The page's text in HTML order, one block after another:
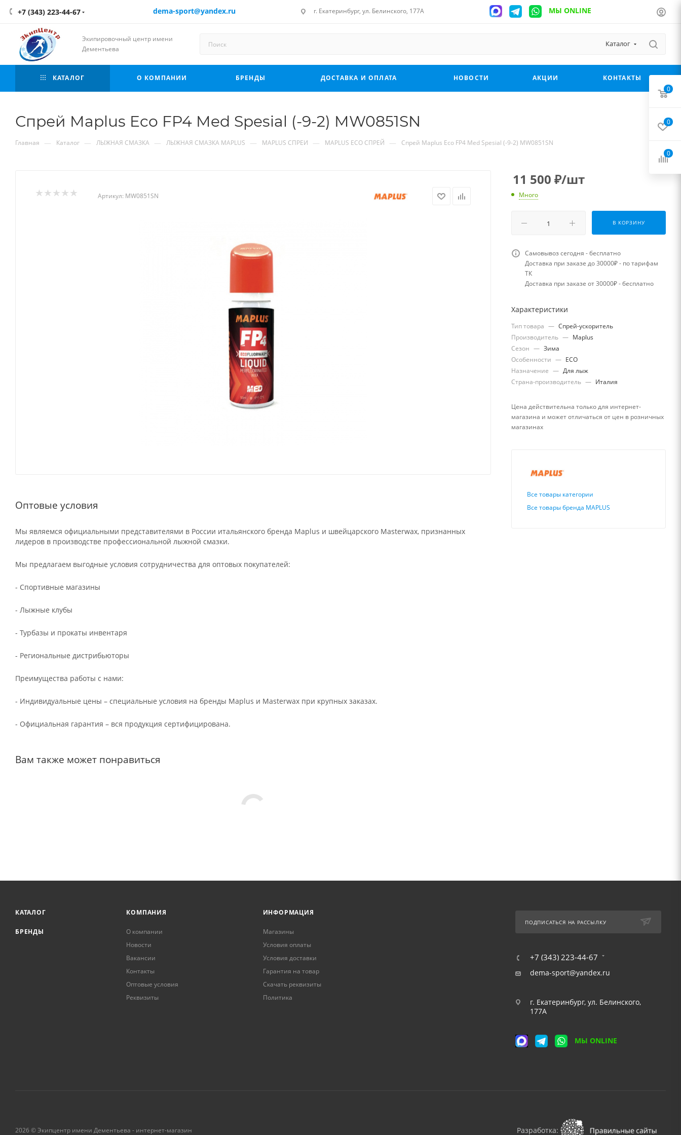
+7 (343) 223-44-67 dema-sport@yandex.ru г. Екатеринбург, ул. Белинского, 177А МЫ ONLINE
Экипировочный центр имени
Дементьева
Каталог
КАТАЛОГ О КОМПАНИИ БРЕНДЫ ДОСТАВКА И ОПЛАТА НОВОСТИ АКЦИИ КОНТАКТЫ
Спрей Maplus Eco FP4 Med Spesial (-9-2) MW0851SN
Главная — Каталог — ЛЫЖНАЯ СМАЗКА — ЛЫЖНАЯ СМАЗКА MAPLUS — MAPLUS СПРЕИ — MAPLUS ECO СПРЕЙ — Спрей Maplus Eco FP4 Med Spesial (-9-2) MW0851SN
Артикул: MW0851SN
Оптовые условия
Мы являемся официальными представителями в России итальянского бренда Maplus и швейцарского Masterwax, признанных
лидеров в производстве профессиональной лыжной смазки.
Мы предлагаем выгодные условия сотрудничества для оптовых покупателей:
- Спортивные магазины
- Лыжные клубы
- Турбазы и прокаты инвентаря
- Региональные дистрибьюторы
Преимущества работы с нами:
- Индивидуальные цены – специальные условия на бренды Maplus и Masterwax при крупных заказах.
- Официальная гарантия – вся продукция сертифицирована.
Вам также может понравиться
11 500 ₽/шт
Много
В КОРЗИНУ
Самовывоз сегодня - бесплатно
Доставка при заказе до 30000₽ - по тарифам
ТК
Доставка при заказе от 30000₽ - бесплатно
Характеристики
Тип товара — Спрей-ускоритель
Производитель — Maplus
Сезон — Зима
Особенности — ECO
Назначение — Для лыж
Страна-производитель — Италия
Цена действительна только для интернет-
магазина и может отличаться от цен в розничных
магазинах
Все товары категории
Все товары бренда MAPLUS
КАТАЛОГ
БРЕНДЫ
КОМПАНИЯ
О компании
Новости
Вакансии
Контакты
Оптовые условия
Реквизиты
ИНФОРМАЦИЯ
Магазины
Условия оплаты
Условия доставки
Гарантия на товар
Скачать реквизиты
Политика
ПОДПИСАТЬСЯ НА РАССЫЛКУ
+7 (343) 223-44-67
dema-sport@yandex.ru
г. Екатеринбург, ул. Белинского,
177А
МЫ ONLINE
2026 © Экипцентр имени Дементьева - интернет-магазин Разработка:
0
0
0